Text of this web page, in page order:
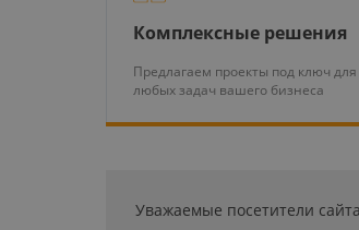
Комплексные решения
Предлагаем проекты под ключ для
любых задач вашего бизнеса
Уважаемые посетители